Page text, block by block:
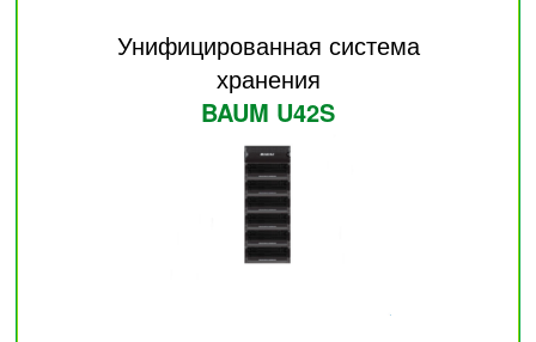
Унифицированная система
хранения
BAUM U42S